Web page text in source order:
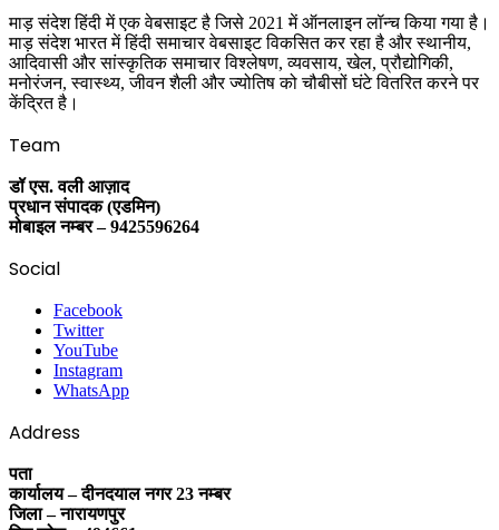
माड़ संदेश हिंदी में एक वेबसाइट है जिसे 2021 में ऑनलाइन लॉन्च किया गया है।
माड़ संदेश भारत में हिंदी समाचार वेबसाइट विकसित कर रहा है और स्थानीय,
आदिवासी और सांस्कृतिक समाचार विश्लेषण, व्यवसाय, खेल, प्रौद्योगिकी,
मनोरंजन, स्वास्थ्य, जीवन शैली और ज्योतिष को चौबीसों घंटे वितरित करने पर
केंद्रित है।
Team
डॉ एस. वली आज़ाद
प्रधान संपादक (एडमिन)
मोबाइल नम्बर – 9425596264
Social
Facebook
Twitter
YouTube
Instagram
WhatsApp
Address
पता
कार्यालय – दीनदयाल नगर 23 नम्बर
जिला – नारायणपुर